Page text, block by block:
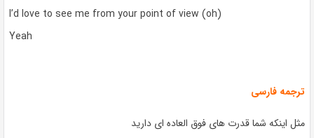
I’d love to see me from your point of view (oh)
Yeah
ترجمه فارسی
مثل اینکه شما قدرت های فوق العاده ای دارید